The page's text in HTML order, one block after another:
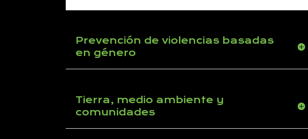
Prevención de violencias basadas
en género
Tierra, medio ambiente y
comunidades